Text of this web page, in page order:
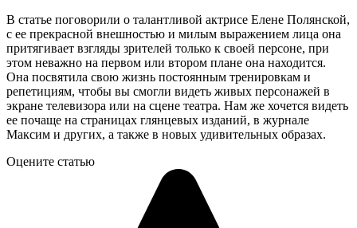
В статье поговорили о талантливой актрисе Елене Полянской,
с ее прекрасной внешностью и милым выражением лица она
притягивает взгляды зрителей только к своей персоне, при
этом неважно на первом или втором плане она находится.
Она посвятила свою жизнь постоянным тренировкам и
репетициям, чтобы вы смогли видеть живых персонажей в
экране телевизора или на сцене театра. Нам же хочется видеть
ее почаще на страницах глянцевых изданий, в журнале
Максим и других, а также в новых удивительных образах.
Оцените статью